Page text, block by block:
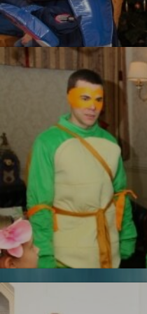
Новинка!
Бесплатная
УЗНАТЬ БОЛЬШЕ